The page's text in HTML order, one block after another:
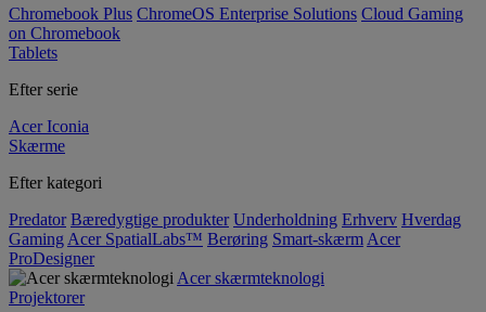
Chromebook Plus ChromeOS Enterprise Solutions Cloud Gaming
on Chromebook
Tablets
Efter serie
Acer Iconia
Skærme
Efter kategori
Predator Bæredygtige produkter Underholdning Erhverv Hverdag
Gaming Acer SpatialLabs™ Berøring Smart-skærm Acer
ProDesigner
Acer skærmteknologi
Projektorer